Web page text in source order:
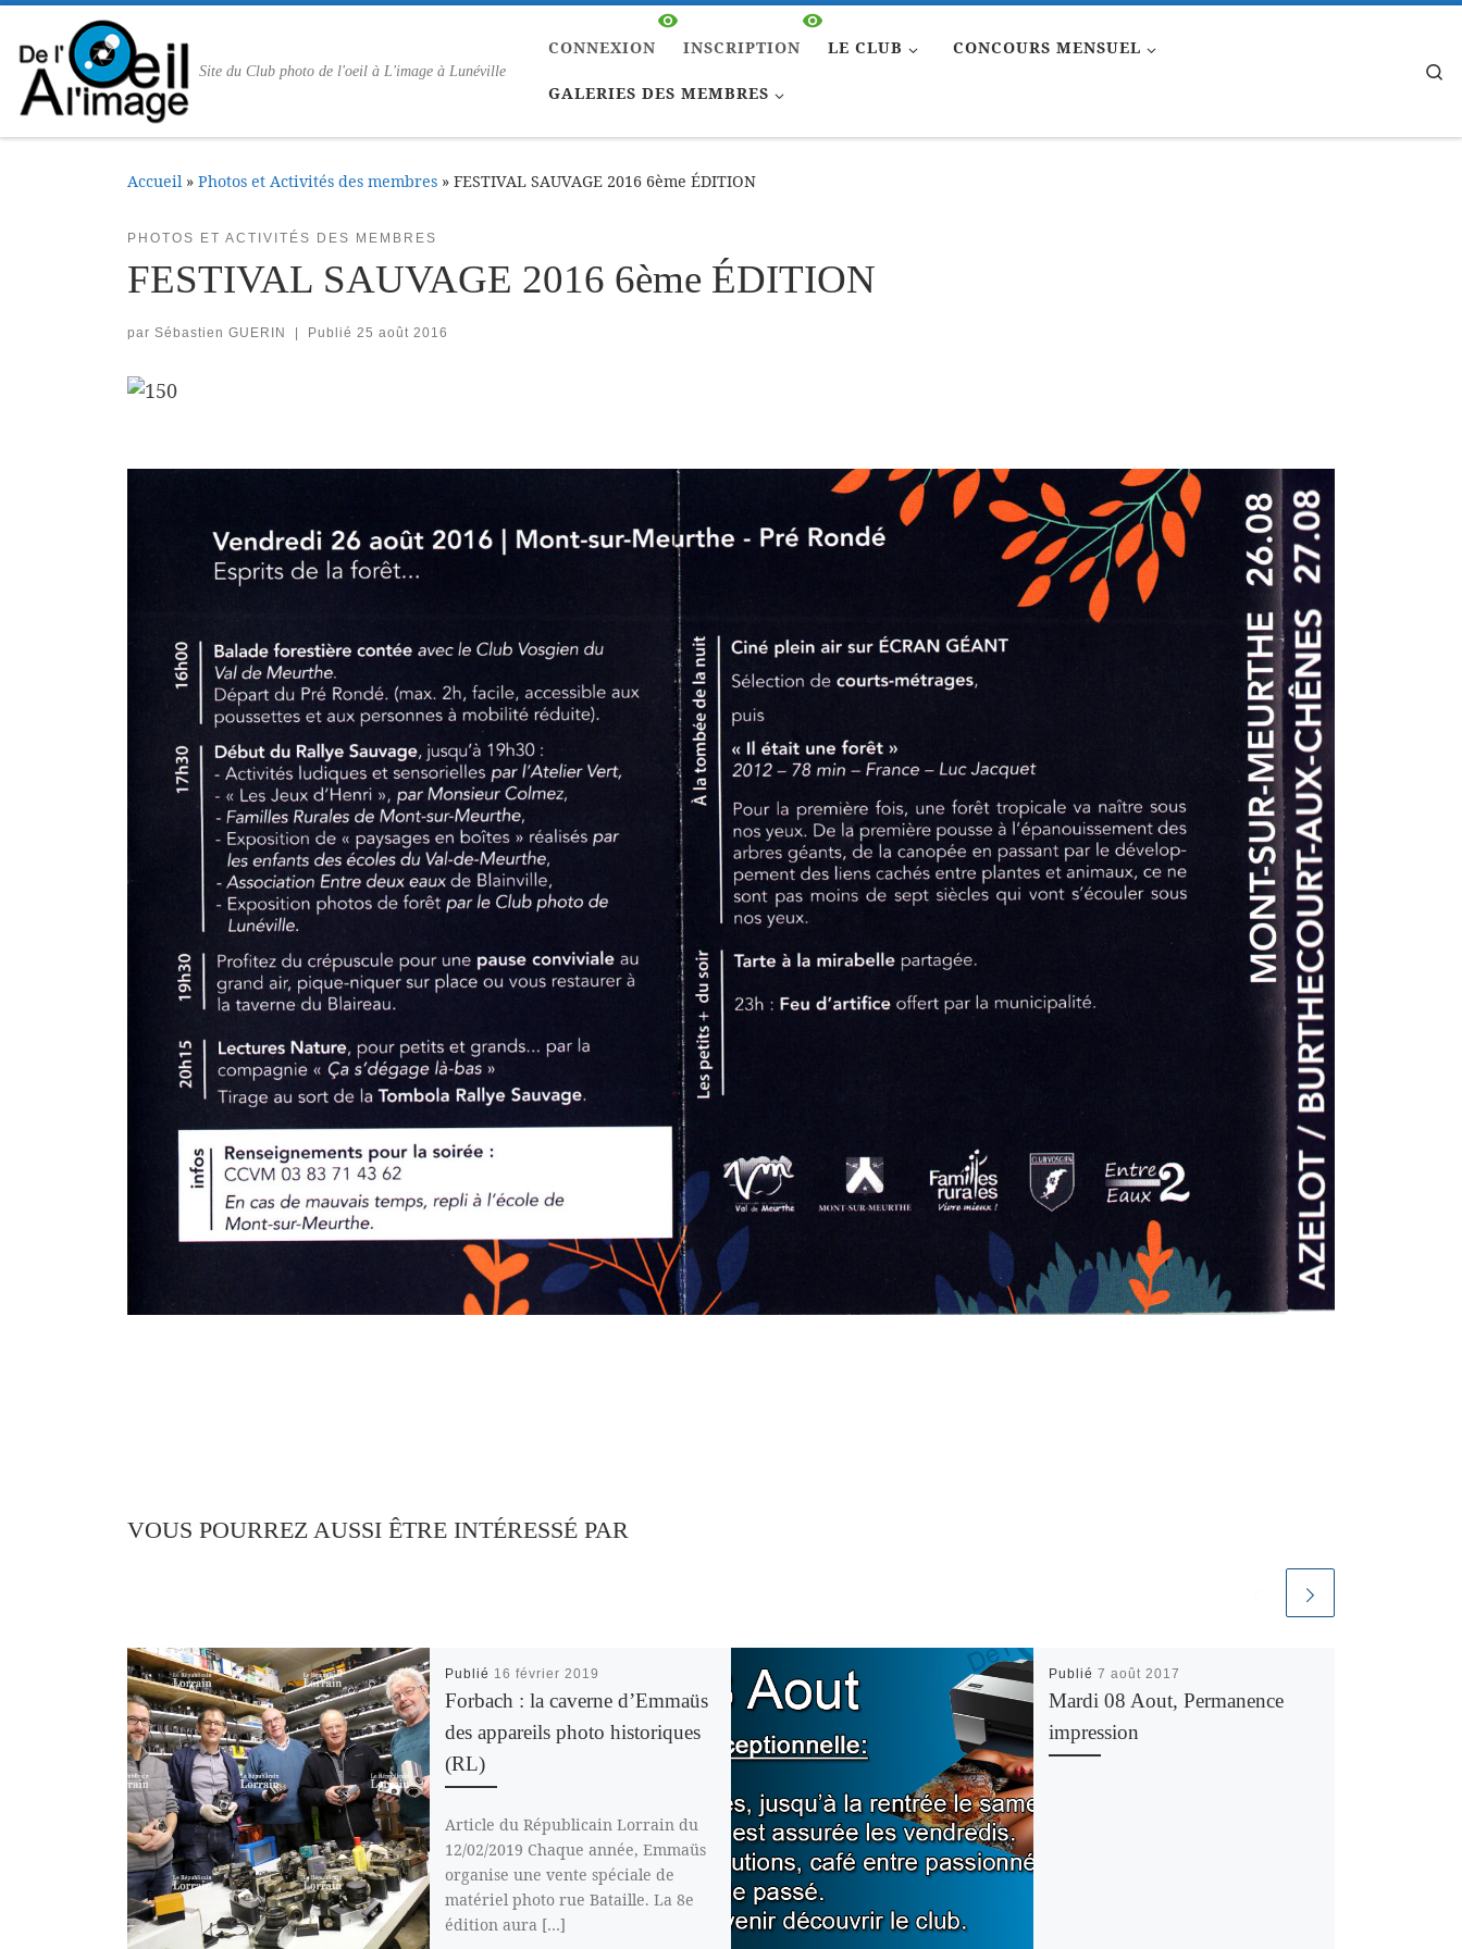
Passer au contenu
Site du Club photo de l'oeil à L'image à Lunéville
CONNEXION INSCRIPTION LE CLUB CONCOURS MENSUEL
GALERIES DES MEMBRES
Accueil » Photos et Activités des membres » FESTIVAL SAUVAGE 2016 6ème ÉDITION
PHOTOS ET ACTIVITÉS DES MEMBRES
FESTIVAL SAUVAGE 2016 6ème ÉDITION
par Sébastien GUERIN | Publié 25 août 2016
VOUS POURREZ AUSSI ÊTRE INTÉRESSÉ PAR
Publié 16 février 2019
Forbach : la caverne d’Emmaüs
des appareils photo historiques
(RL)
Article du Républicain Lorrain du
12/02/2019 Chaque année, Emmaüs
organise une vente spéciale de
matériel photo rue Bataille. La 8e
édition aura […]
Publié 7 août 2017
Mardi 08 Aout, Permanence
impression